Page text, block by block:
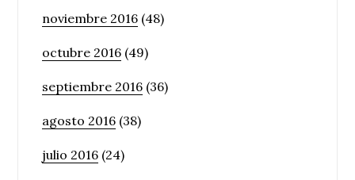
noviembre 2016 (48)
octubre 2016 (49)
septiembre 2016 (36)
agosto 2016 (38)
julio 2016 (24)